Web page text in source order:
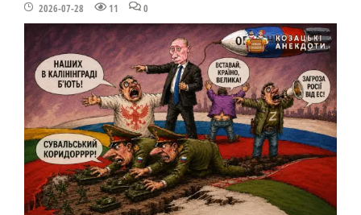
2026-07-28 11 0